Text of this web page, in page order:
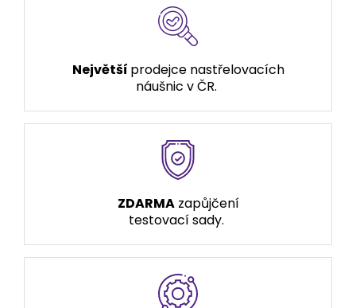
Největší prodejce nastřelovacích
náušnic v ČR.
ZDARMAzapůjčení
testovací sady.